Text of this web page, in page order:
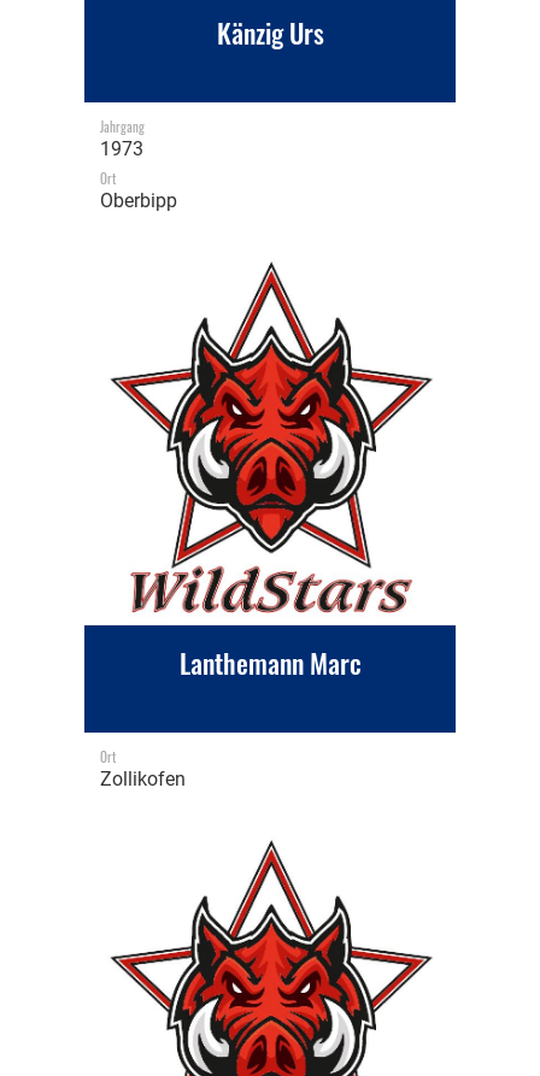
Känzig Urs
Jahrgang
1973
Ort
Oberbipp
Lanthemann Marc
Ort
Zollikofen